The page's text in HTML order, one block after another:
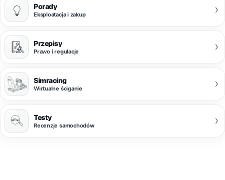
Porady
Eksploatacja i zakup ›
Przepisy
Prawo i regulacje ›
Simracing
Wirtualne ściganie ›
Testy
Recenzje samochodów ›